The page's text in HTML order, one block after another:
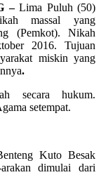
–Lima Puluh (50)
massal yang
(Pemkot). Nikah
2016. Tujuan
miskin yang
.
secara hukum.
setempat.
Kuto Besak
dimulai dari